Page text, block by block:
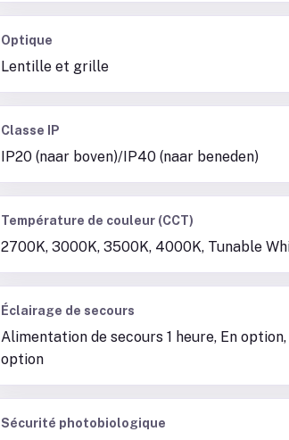
Optique
Lentille et grille
Classe IP
IP20 (naar boven)/IP40 (naar beneden)
Température de couleur (CCT)
2700K, 3000K, 3500K, 4000K, Tunable
Éclairage de secours
Alimentation de secours 1 heure, En
option
Sécurité photobiologique